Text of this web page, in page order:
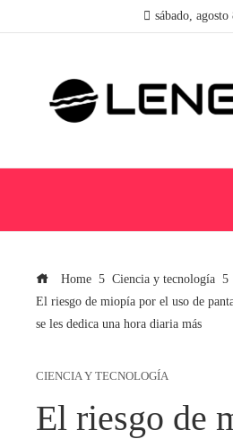
sábado, agosto
Home
Ciencia y tecnología
El riesgo de miopía por el uso de
se les dedica una hora diaria más
CIENCIA Y TECNOLOGÍA
El riesgo de